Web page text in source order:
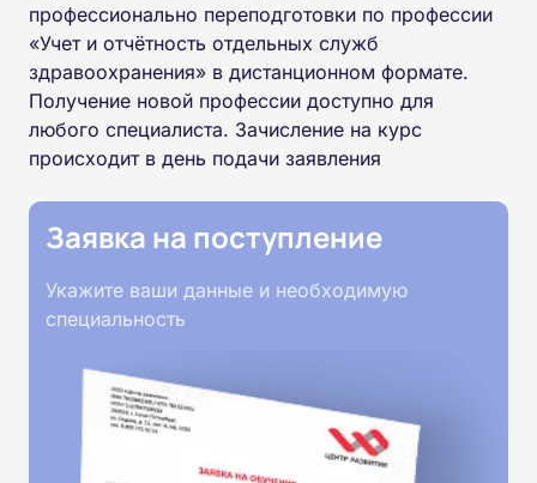
профессионально переподготовки по профессии
«Учет и отчётность отдельных служб
здравоохранения» в дистанционном формате.
Получение новой профессии доступно для
любого специалиста. Зачисление на курс
происходит в день подачи заявления
Заявка на поступление
Укажите ваши данные и необходимую
специальность